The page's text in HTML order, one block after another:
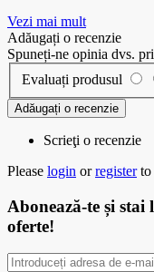
Vezi mai mult
Adăugați o recenzie
Spuneți-ne opinia dvs.
Evaluați produsul
Adăugați o recenzie
Scrieţi o recenzie
Please login orregisterto
Abonează-te și stai
oferte!